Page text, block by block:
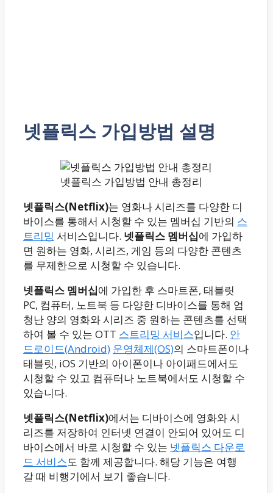
넷플릭스 가입방법 설명
넷플릭스 가입방법 안내 총정리
넷플릭스(Netflix)는 영화나 시리즈를 다양한 디
바이스를 통해서 시청할 수 있는 멤버십 기반의 스
트리밍 서비스입니다. 넷플릭스 멤버십에 가입하
면 원하는 영화, 시리즈, 게임 등의 다양한 콘텐츠
를 무제한으로 시청할 수 있습니다.
넷플릭스 멤버십에 가입한 후 스마트폰, 태블릿
PC, 컴퓨터, 노트북 등 다양한 디바이스를 통해 엄
청난 양의 영화와 시리즈 중 원하는 콘텐츠를 선택
하여 볼 수 있는 OTT 스트리밍 서비스입니다. 안
드로이드(Android) 운영체제(OS)의 스마트폰이나
태블릿, iOS 기반의 아이폰이나 아이패드에서도
시청할 수 있고 컴퓨터나 노트북에서도 시청할 수
있습니다.
넷플릭스(Netflix)에서는 디바이스에 영화와 시
리즈를 저장하여 인터넷 연결이 안되어 있어도 디
바이스에서 바로 시청할 수 있는 넷플릭스 다운로
드 서비스도 함께 제공합니다. 해당 기능은 여행
갈 때 비행기에서 보기 좋습니다.